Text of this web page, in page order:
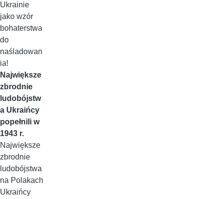
Ukrainie
jako wzór
bohaterstwa
do
naśladowan
ia!
Największe
zbrodnie
ludobójstw
a Ukraińcy
popełnili w
1943 r.
Największe
zbrodnie
ludobójstwa
na Polakach
Ukraińcy